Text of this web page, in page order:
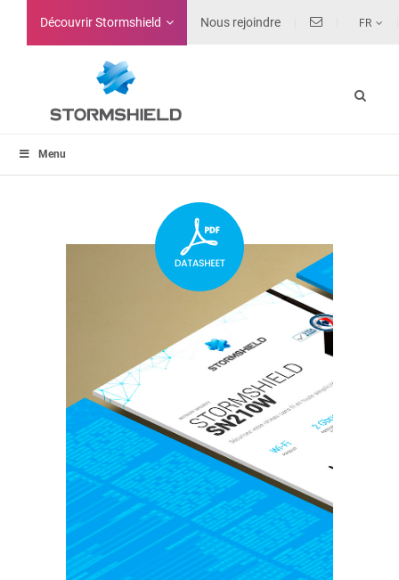
Découvrir Stormshield Nous rejoindre FR
Menu